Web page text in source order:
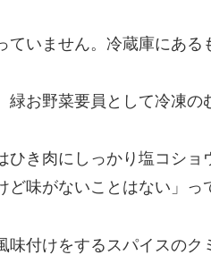
いません。冷蔵庫にある
お野菜要員として冷凍の
ひき肉にしっかり塩コシ
味がないことはない」っ
味付けをするスパイスの